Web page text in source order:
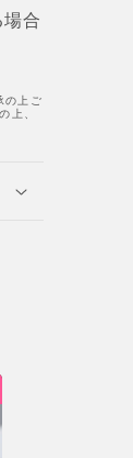
合
の上ご
上、